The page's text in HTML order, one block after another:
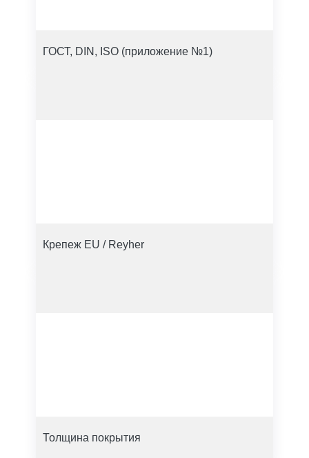
ГОСТ, DIN, ISO (приложение №1)
Крепеж EU / Reyher
Толщина покрытия